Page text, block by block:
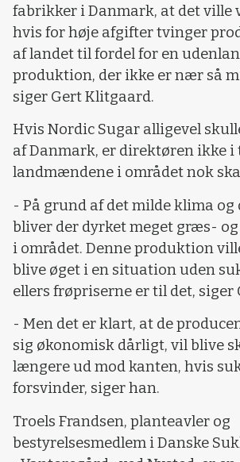
fabrikker i Danmark, at det
hvis for høje afgifter tvinger
af landet til fordel for en
produktion, der ikke er nær så
siger Gert Klitgaard.
Hvis Nordic Sugar alligevel
af Danmark, er direktøren ikke i
landmændene i området nok
- På grund af det milde klima og
bliver der dyrket meget græs-
i området. Denne produktion
blive øget i en situation uden
ellers frøpriserne er til det, siger
- Men det er klart, at de
sig økonomisk dårligt, vil blive
længere ud mod kanten, hvis
forsvinder, siger han.
Troels Frandsen, planteavler og
bestyrelsesmedlem i Danske